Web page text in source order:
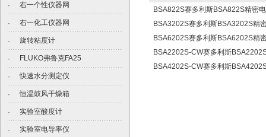
· 右一个性仪器网
· 右一化工仪器网
· 旋转粘度计
· FLUKO弗鲁克FA25
· 快速水分测定仪
· 恒温鼓风干燥箱
· 实验室酸度计
· 实验室电导率仪
BSA822S赛多利斯BSA822S精密
BSA3202S赛多利斯BSA3202S精
BSA6202S赛多利斯BSA6202S精
BSA2202S-CW赛多利斯
BSA4202S-CW赛多利斯